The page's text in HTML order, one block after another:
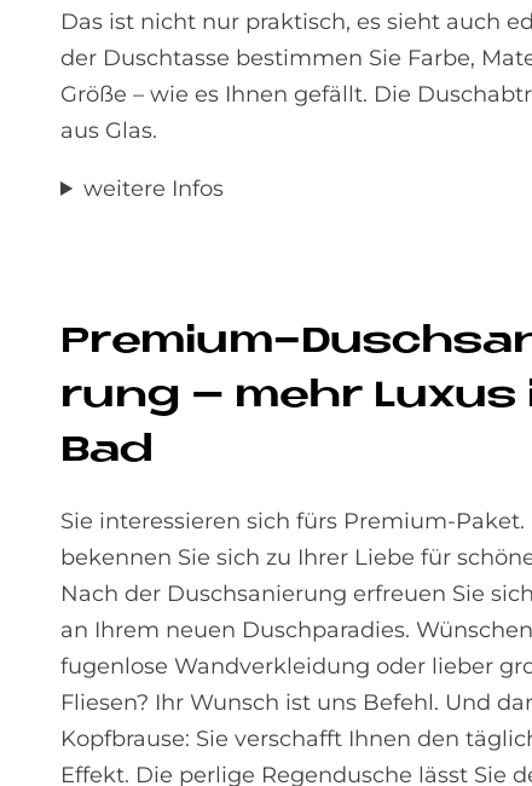
Das ist nicht nur praktisch, es sieht auch
der Duschtasse bestimmen Sie Farbe,
Größe – wie es Ihnen gefällt. Die
aus Glas.
weitere Infos
Pre­mi­um-
rung – mehr Lu­xus
Bad
Sie interessieren sich fürs Premium-
bekennen Sie sich zu Ihrer Liebe für
Nach der Dusch­sanierung erfreuen Sie
an Ihrem neuen Dusch­paradies.
fugenlose Wandverkleidung oder lieber
Fliesen? Ihr Wunsch ist uns Befehl. Und
Kopfbrause: Sie verschafft Ihnen den
Effekt. Die perlige Regendusche lässt Sie